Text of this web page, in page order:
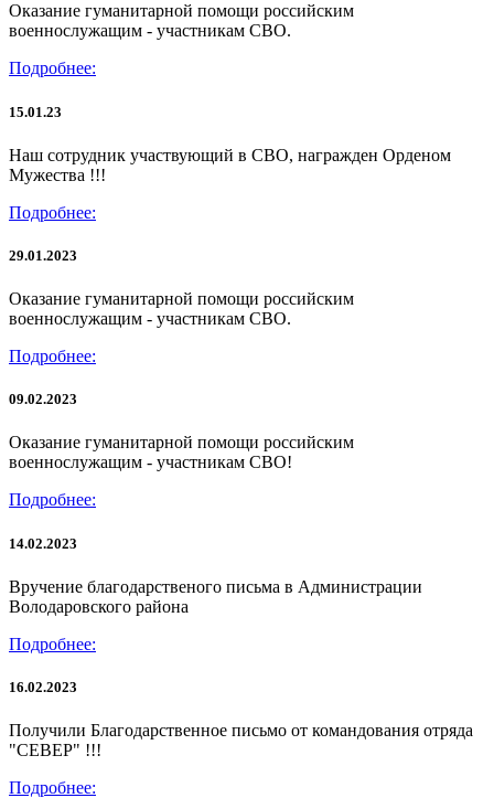
Оказание гуманитарной помощи российским
военнослужащим - участникам СВО.
Подробнее:
15.01.23
Наш сотрудник участвующий в СВО, награжден Орденом
Мужества !!!
Подробнее:
29.01.2023
Оказание гуманитарной помощи российским
военнослужащим - участникам СВО.
Подробнее:
09.02.2023
Оказание гуманитарной помощи российским
военнослужащим - участникам СВО!
Подробнее:
14.02.2023
Вручение благодарственого письма в Администрации
Володаровского района
Подробнее:
16.02.2023
Получили Благодарственное письмо от командования отряда
"СЕВЕР" !!!
Подробнее: